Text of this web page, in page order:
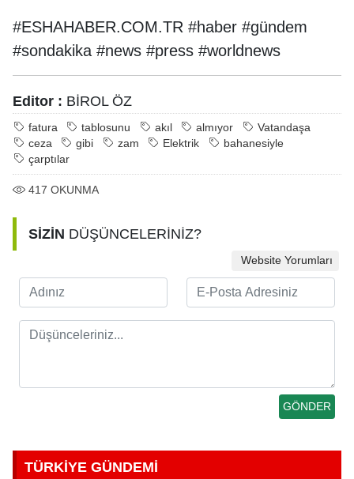
#ESHAHABER.COM.TR #haber #gündem
#sondakika #news #press #worldnews
Editor : BİROL ÖZ
fatura tablosunu akıl almıyor
Vatandaşa
ceza
gibi zam Elektrik
bahanesiyle
çarptılar
417 OKUNMA
SİZİN DÜŞÜNCELERİNİZ?
Website Yorumları
TÜRKİYE GÜNDEMİ